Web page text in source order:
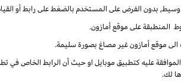
بدون الفرض على المستخدم بالضغط على رابط أو
المنطبقة على موقع أمازون.
الى موقع أمازون غير مصاغ بصورة سليمة.
عليه كتطبيق موبايل او حيث أن الرابط الخاص في
لك.